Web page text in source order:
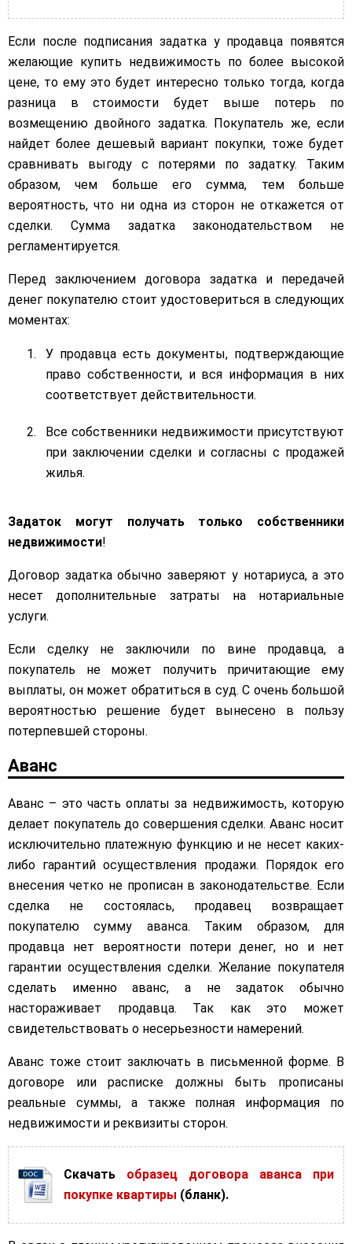
Если после подписания задатка у продавца появятся
желающие купить недвижимость по более высокой
цене, то ему это будет интересно только тогда, когда
разница в стоимости будет выше потерь по
возмещению двойного задатка. Покупатель же, если
найдет более дешевый вариант покупки, тоже будет
сравнивать выгоду с потерями по задатку. Таким
образом, чем больше его сумма, тем больше
вероятность, что ни одна из сторон не откажется от
сделки. Сумма задатка законодательством не
регламентируется.
Перед заключением договора задатка и передачей
денег покупателю стоит удостовериться в следующих
моментах:
У продавца есть документы, подтверждающие
право собственности, и вся информация в них
соответствует действительности.
Все собственники недвижимости присутствуют
при заключении сделки и согласны с продажей
жилья.
Задаток могут получать только собственники
недвижимости!
Договор задатка обычно заверяют у нотариуса, а это
несет дополнительные затраты на нотариальные
услуги.
Если сделку не заключили по вине продавца, а
покупатель не может получить причитающие ему
выплаты, он может обратиться в суд. С очень большой
вероятностью решение будет вынесено в пользу
потерпевшей стороны.
Аванс
Аванс – это часть оплаты за недвижимость, которую
делает покупатель до совершения сделки. Аванс носит
исключительно платежную функцию и не несет каких-
либо гарантий осуществления продажи. Порядок его
внесения четко не прописан в законодательстве. Если
сделка не состоялась, продавец возвращает
покупателю сумму аванса. Таким образом, для
продавца нет вероятности потери денег, но и нет
гарантии осуществления сделки. Желание покупателя
сделать именно аванс, а не задаток обычно
настораживает продавца. Так как это может
свидетельствовать о несерьезности намерений.
Аванс тоже стоит заключать в письменной форме. В
договоре или расписке должны быть прописаны
реальные суммы, а также полная информация по
недвижимости и реквизиты сторон.
Скачать образец договора аванса при
покупке квартиры (бланк).